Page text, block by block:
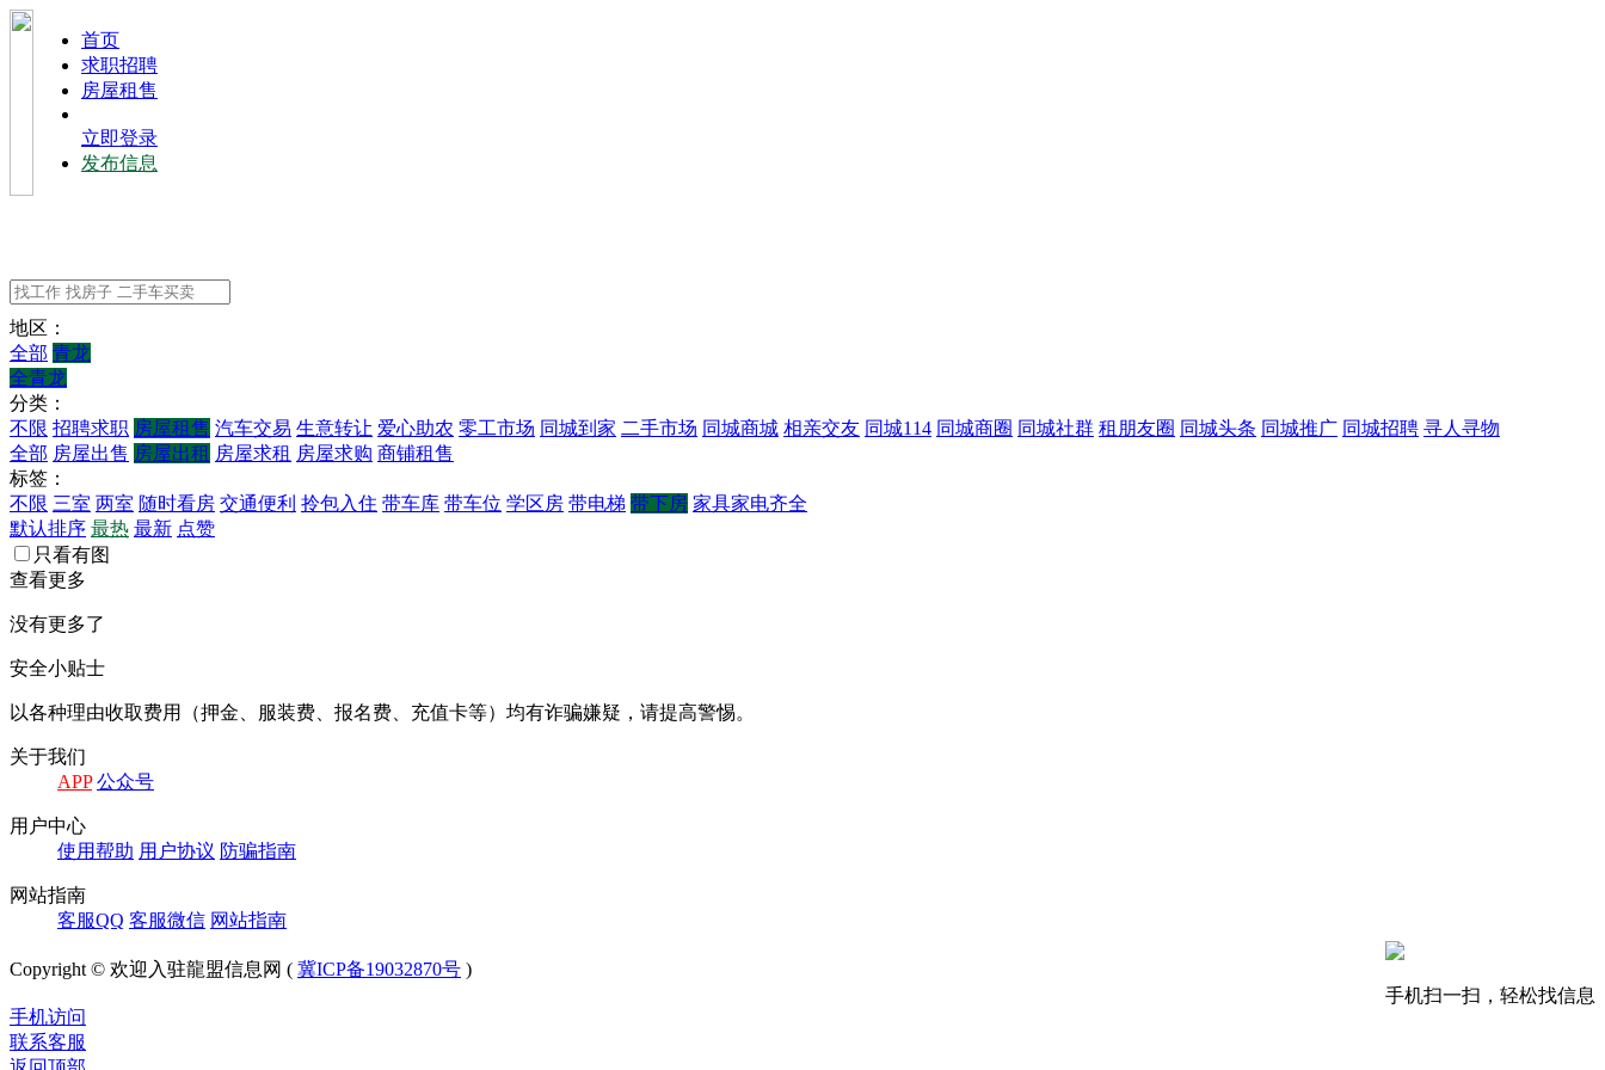
⾸⻚
求职招聘
房屋租售
立即登录
发布信息
地区：
全部 青龙
全青龙
分类：
不限 招聘求职 房屋租售 汽车交易 生意转让 爱心助农 零工市场 同城到家 二手市场 同城商城 相亲交友 同城114 同城商圈 同城社群 租朋友圈 同城头条 同城推广 同城招聘 寻人寻物
全部 房屋出售 房屋出租 房屋求租 房屋求购 商铺租售
标签：
不限 三室 两室 随时看房 交通便利 拎包入住 带车库 带车位 学区房 带电梯 带下房 家具家电齐全
默认排序 最热 最新 点赞
只看有图
查看更多
没有更多了
安全小贴士
以各种理由收取费⽤（押⾦、服装费、报名费、充值卡等）均有诈骗嫌疑，请提⾼警惕。
关于我们
APP 公众号
⽤户中⼼
使⽤帮助 ⽤户协议 防骗指南
⽹站指南
客服QQ 客服微信 ⽹站指南
手机扫一扫，轻松找信息
Copyright © 欢迎入驻龍盟信息网 ( 冀ICP备19032870号 )
手机访问
联系客服